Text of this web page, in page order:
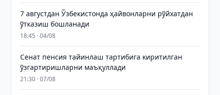
7 августдан Ўзбекистонда ҳайвонларни рўйхатдан
ўтказиш бошланади
18:45 · 04/08
Сенат пенсия тайинлаш тартибига киритилган
ўзгартиришларни маъқуллади
21:30 · 07/08